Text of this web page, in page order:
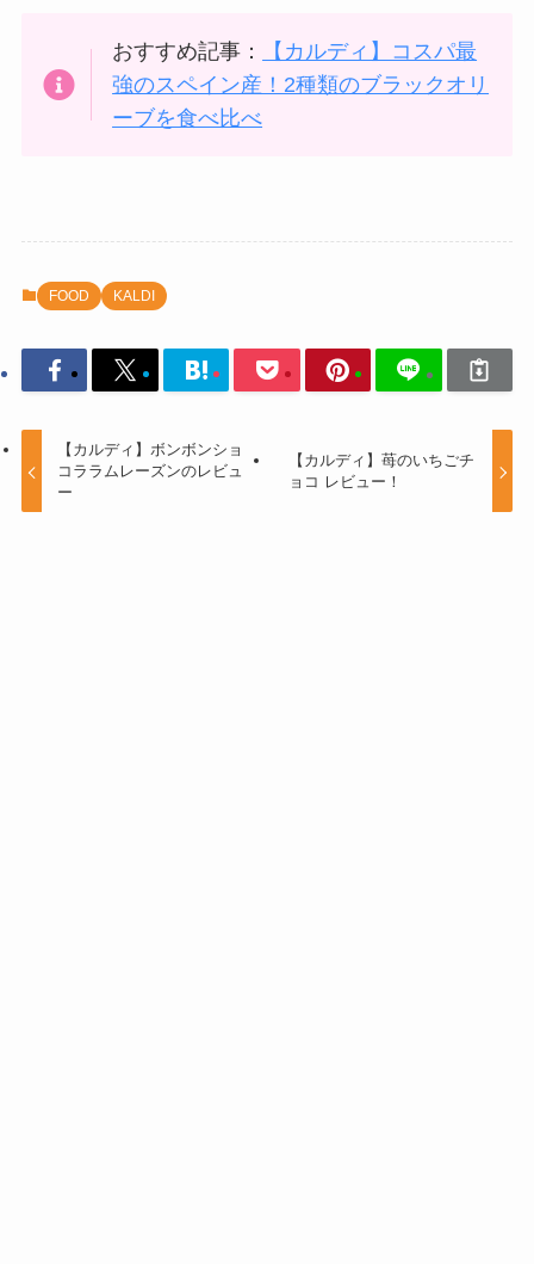
おすすめ記事：
【カルディ】コスパ最
強のスペイン産！2種類のブラックオリ
ーブを食べ比べ
FOOD KALDI
【カルディ】ボンボンショ
コララムレーズンのレビュ
ー
【カルディ】苺のいちごチ
ョコ レビュー！